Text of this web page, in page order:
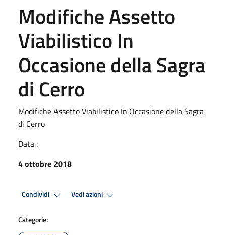
Modifiche Assetto
Viabilistico In
Occasione della Sagra
di Cerro
Modifiche Assetto Viabilistico In Occasione della Sagra
di Cerro
Data :
4 ottobre 2018
Condividi Vedi azioni
Categorie: